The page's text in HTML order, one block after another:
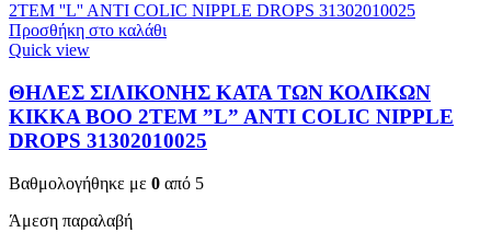
Προσθήκη στο καλάθι
Quick view
ΘΗΛΕΣ ΣΙΛΙΚΟΝΗΣ ΚΑΤΑ ΤΩΝ ΚΟΛΙΚΩΝ
KIKKA BOO 2TEM ”L” ANTI COLIC NIPPLE
DROPS 31302010025
Βαθμολογήθηκε με 0 από 5
Άμεση παραλαβή